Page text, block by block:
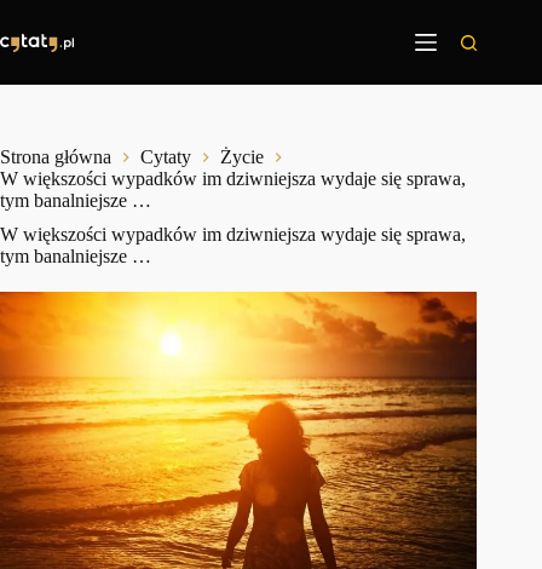
treści
Strona główna Cytaty
Życie
W większości wypadków im dziwniejsza wydaje się sprawa,
tym banalniejsze …
W większości wypadków im dziwniejsza wydaje się sprawa,
tym banalniejsze …